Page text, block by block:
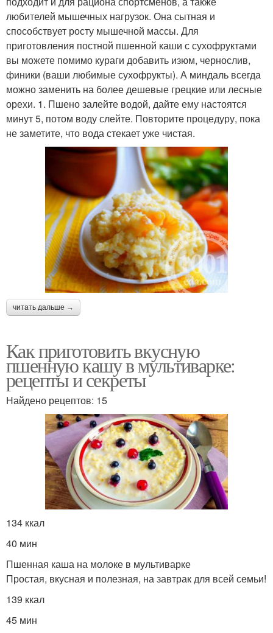
любителей мышечных нагрузок. Она сытная и
способствует росту мышечной массы. Для
приготовления постной пшенной каши с сухофруктами
вы можете помимо кураги добавить изюм, чернослив,
финики (ваши любимые сухофрукты). А миндаль всегда
можно заменить на более дешевые грецкие или лесные
орехи. 1. Пшено залейте водой, дайте ему настоятся
минут 5, потом воду слейте. Повторите процедуру, пока
не заметите, что вода стекает уже чистая.
читать дальше →
Как приготовить вкусную
пшенную кашу в мультиварке:
рецепты и секреты
Найдено рецептов: 15
134 ккал
40 мин
Пшенная каша на молоке в мультиварке
Простая, вкусная и полезная, на завтрак для всей семьи!
139 ккал
45 мин